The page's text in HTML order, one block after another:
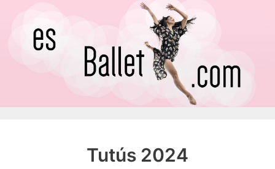
contenido
Tutús 2024